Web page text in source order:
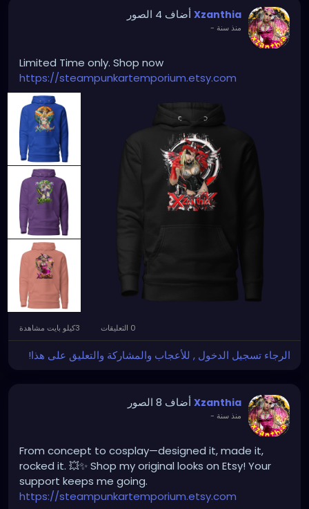
Xzanthia أضاف 4 الصور
منذ سنة -
Limited Time only. Shop now
https://steampunkartemporium.etsy.com
الرجاء تسجيل الدخول , للأعجاب والمشاركة والتعليق على هذا!
Xzanthia أضاف 8 الصور
منذ سنة -
From concept to cosplay—designed it, made it,
rocked it. 💥✨ Shop my original looks on Etsy! Your
support keeps me going.
https://steampunkartemporium.etsy.com